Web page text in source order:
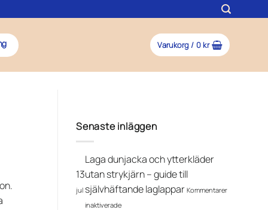
Varukorg / 0kr
Senaste inläggen
13
jul
Laga dunjacka och ytterkläder
utan strykjärn – guide till
självhäftande laglappar Kommentarer
inaktiverade